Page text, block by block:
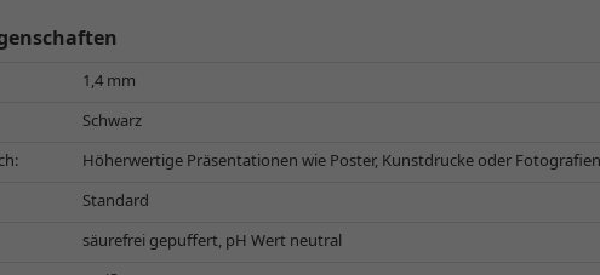
1,4 mm
Schwarz
Höherwertige Präsentationen wie Poster, Kunstdrucke oder Fotografien
Standard
säurefrei gepuffert, pH Wert neutral